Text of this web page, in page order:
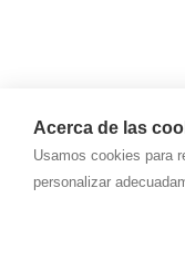
Acerca de las
Usamos cookies para
personalizar